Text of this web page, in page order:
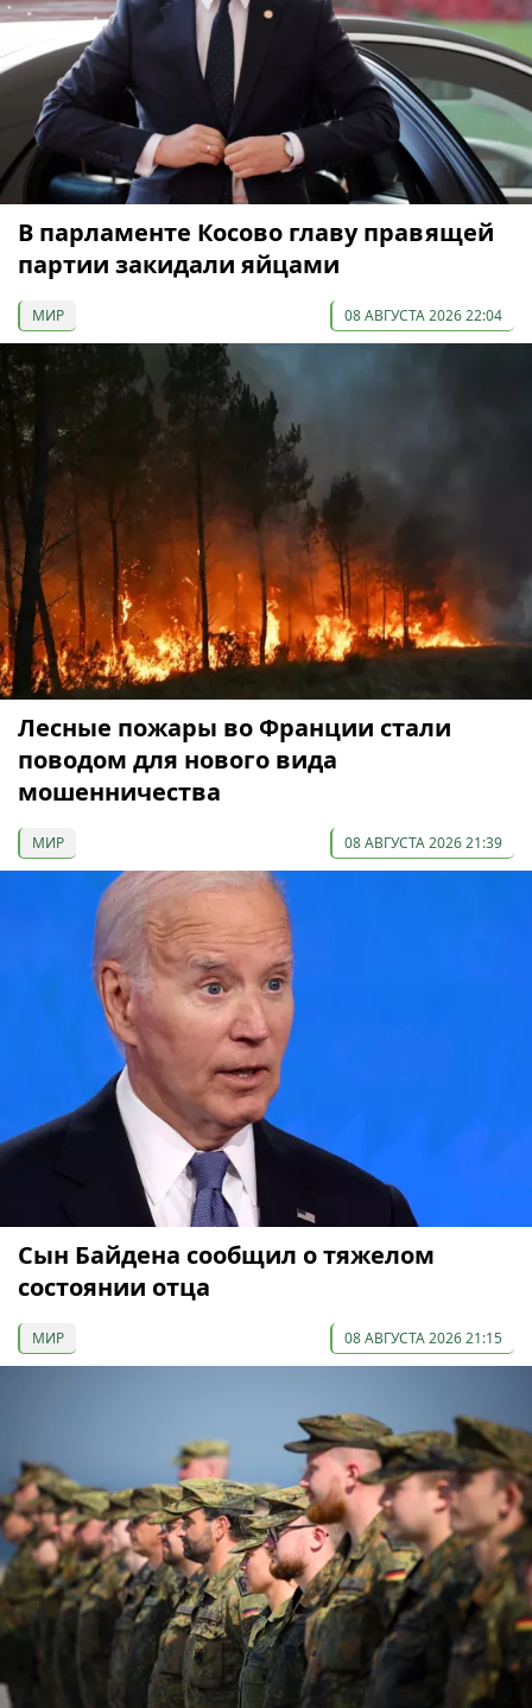
В парламенте Косово главу правящей
партии закидали яйцами
МИР 08 АВГУСТА 2026 22:04
Лесные пожары во Франции стали
поводом для нового вида
мошенничества
МИР 08 АВГУСТА 2026 21:39
Сын Байдена сообщил о тяжелом
состоянии отца
МИР 08 АВГУСТА 2026 21:15